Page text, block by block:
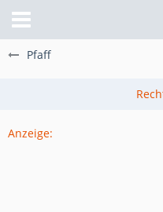
Pfaff
Anzeige: